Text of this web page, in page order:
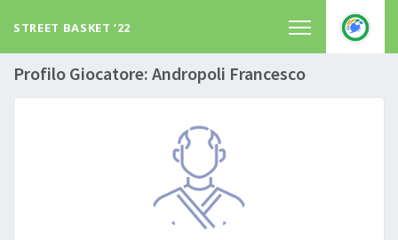
STREET BASKET ‘22
Profilo Giocatore: Andropoli Francesco